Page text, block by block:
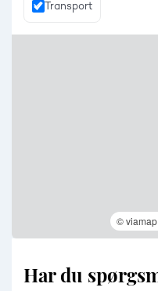
Transport
©
Har du